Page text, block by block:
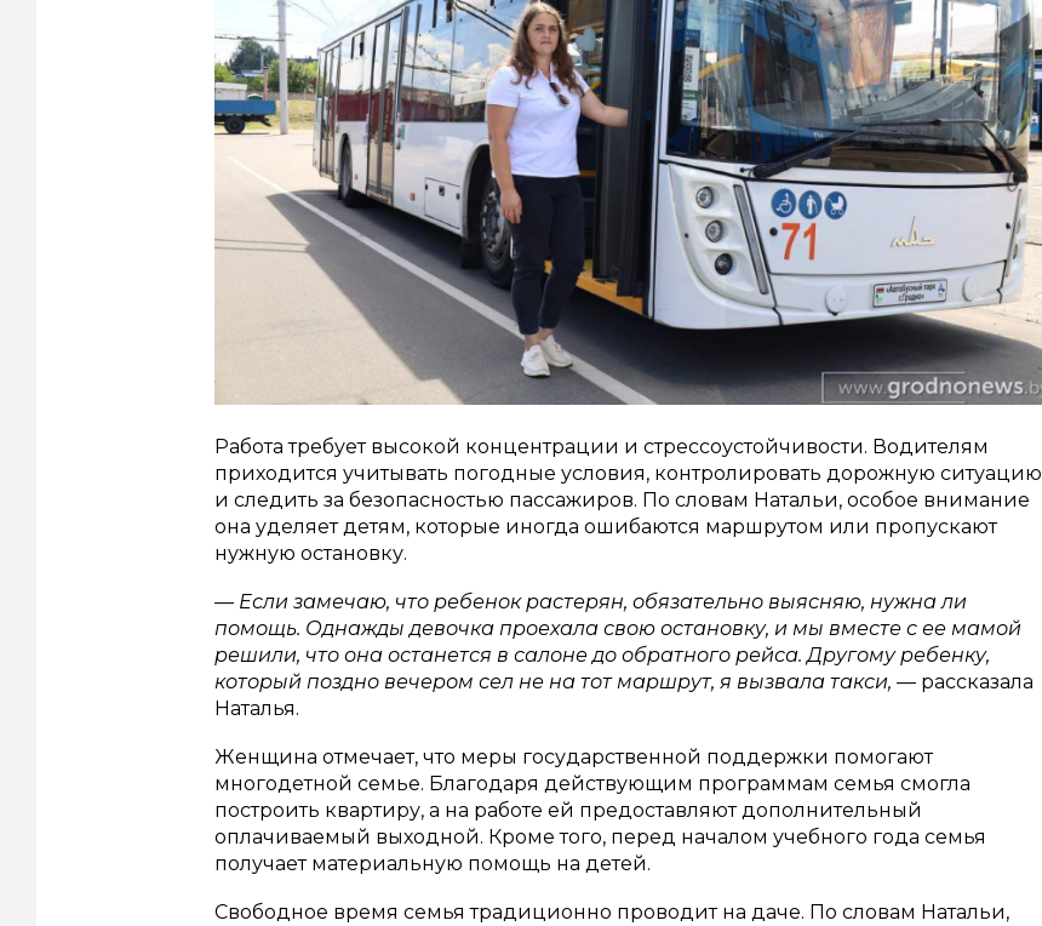
Работа требует высокой концентрации и стрессоустойчивости. Водителям
приходится учитывать погодные условия, контролировать дорожную ситуацию
и следить за безопасностью пассажиров. По словам Натальи, особое внимание
она уделяет детям, которые иногда ошибаются маршрутом или пропускают
нужную остановку.
— Если замечаю, что ребенок растерян, обязательно выясняю, нужна ли
помощь. Однажды девочка проехала свою остановку, и мы вместе с ее мамой
решили, что она останется в салоне до обратного рейса. Другому ребенку,
который поздно вечером сел не на тот маршрут, я вызвала такси, — рассказала
Наталья.
Женщина отмечает, что меры государственной поддержки помогают
многодетной семье. Благодаря действующим программам семья смогла
построить квартиру, а на работе ей предоставляют дополнительный
оплачиваемый выходной. Кроме того, перед началом учебного года семья
получает материальную помощь на детей.
Свободное время семья традиционно проводит на даче. По словам Натальи,